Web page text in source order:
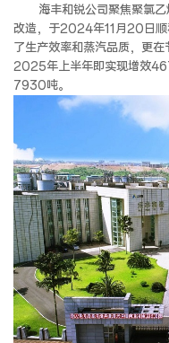
海丰和锐公司聚焦聚氯
改造，于2024年11月20日顺
了生产效率和蒸汽品质，更
2025年上半年即实现增效
7930吨。